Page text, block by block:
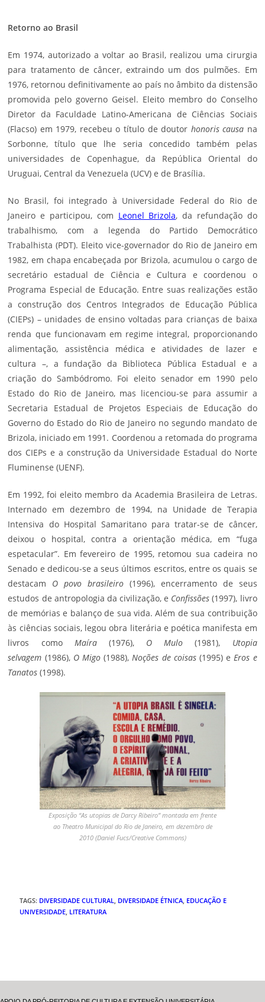
Retorno ao Brasil
Em 1974, autorizado a voltar ao Brasil, realizou uma cirurgia
para tratamento de câncer, extraindo um dos pulmões. Em
1976, retornou definitivamente ao país no âmbito da distensão
promovida pelo governo Geisel. Eleito membro do Conselho
Diretor da Faculdade Latino-Americana de Ciências Sociais
(Flacso) em 1979, recebeu o título de doutor honoris causa na
Sorbonne, título que lhe seria concedido também pelas
universidades de Copenhague, da República Oriental do
Uruguai, Central da Venezuela (UCV) e de Brasília.
No Brasil, foi integrado à Universidade Federal do Rio de
Janeiro e participou, com Leonel Brizola, da refundação do
trabalhismo, com a legenda do Partido Democrático
Trabalhista (PDT). Eleito vice-governador do Rio de Janeiro em
1982, em chapa encabeçada por Brizola, acumulou o cargo de
secretário estadual de Ciência e Cultura e coordenou o
Programa Especial de Educação. Entre suas realizações estão
a construção dos Centros Integrados de Educação Pública
(CIEPs) – unidades de ensino voltadas para crianças de baixa
renda que funcionavam em regime integral, proporcionando
alimentação, assistência médica e atividades de lazer e
cultura –, a fundação da Biblioteca Pública Estadual e a
criação do Sambódromo. Foi eleito senador em 1990 pelo
Estado do Rio de Janeiro, mas licenciou-se para assumir a
Secretaria Estadual de Projetos Especiais de Educação do
Governo do Estado do Rio de Janeiro no segundo mandato de
Brizola, iniciado em 1991. Coordenou a retomada do programa
dos CIEPs e a construção da Universidade Estadual do Norte
Fluminense (UENF).
Em 1992, foi eleito membro da Academia Brasileira de Letras.
Internado em dezembro de 1994, na Unidade de Terapia
Intensiva do Hospital Samaritano para tratar-se de câncer,
deixou o hospital, contra a orientação médica, em “fuga
espetacular”. Em fevereiro de 1995, retomou sua cadeira no
Senado e dedicou-se a seus últimos escritos, entre os quais se
destacam O povo brasileiro (1996), encerramento de seus
estudos de antropologia da civilização, e Confissões(1997), livro
de memórias e balanço de sua vida. Além de sua contribuição
às ciências sociais, legou obra literária e poética manifesta em
livros como Maíra (1976), O Mulo(1981), Utopia
selvagem (1986), O Migo(1988),Noções de coisas(1995) eEros e
Tanatos(1998).
Exposição “As utopias de Darcy Ribeiro” montada em frente
ao Theatro Municipal do Rio de Janeiro, em dezembro de
2010 (Daniel Fucs/Creative Commons)
TAGS: DIVERSIDADE CULTURAL, DIVERSIDADE ÉTNICA, EDUCAÇÃO E
UNIVERSIDADE, LITERATURA